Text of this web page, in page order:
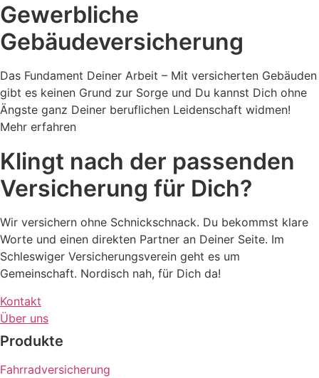
Gewerbliche
Gebäudeversicherung
Das Fundament Deiner Arbeit – Mit versicherten Gebäuden
gibt es keinen Grund zur Sorge und Du kannst Dich ohne
Ängste ganz Deiner beruflichen Leidenschaft widmen!
Mehr erfahren
Klingt nach der passenden
Versicherung für Dich?
Wir versichern ohne Schnickschnack. Du bekommst klare
Worte und einen direkten Partner an Deiner Seite. Im
Schleswiger Versicherungsverein geht es um
Gemeinschaft. Nordisch nah, für Dich da!
Kontakt
Über uns
Produkte
Fahrradversicherung